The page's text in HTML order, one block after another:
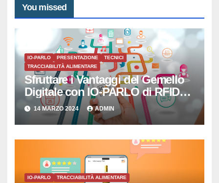
You missed
IO-PARLO PRESENTAZIONE
TECNICI
TRACCIABILITÀ ALIMENTARE
Sfruttare i Vantaggi del Gemello
Digitale con IO-PARLO di RFID
SISTEMI SRL
14 MARZO 2024 ADMIN
IO-PARLO TRACCIABILITÀ ALIMENTARE